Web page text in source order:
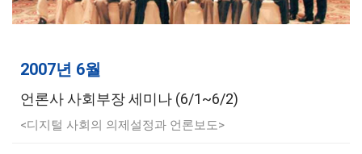
2007년 6월
언론사 사회부장 세미나 (6/1~6/2)
<디지털 사회의 의제설정과 언론보도>